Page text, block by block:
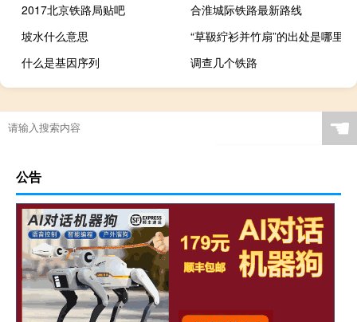
2017北京铁路局贴吧
合淮城际铁路最新路线
坡水什么意思
“草靸紵衫并竹扇”的出处是哪里
什么是基因序列
调查几个铁路
☚
公告